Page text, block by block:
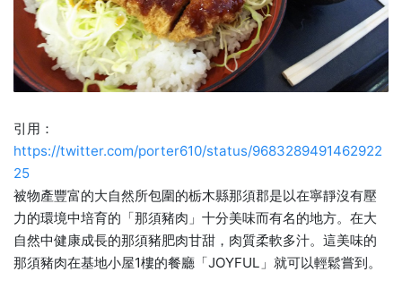
引用：
https://twitter.com/porter610/status/9683289491462922
25
被物產豐富的大自然所包圍的栃木縣那須郡是以在寧靜沒有壓
力的環境中培育的「那須豬肉」十分美味而有名的地方。在大
自然中健康成長的那須豬肥肉甘甜，肉質柔軟多汁。這美味的
那須豬肉在基地小屋1樓的餐廳「JOYFUL」就可以輕鬆嘗到。